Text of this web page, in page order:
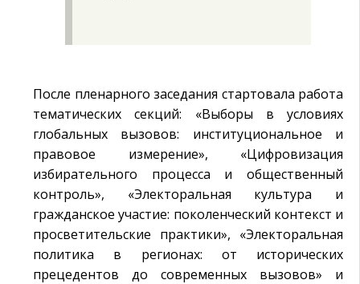
После пленарного заседания стартовала работа
тематических секций: «Выборы в условиях
глобальных вызовов: институциональное и
правовое измерение», «Цифровизация
избирательного процесса и общественный
контроль», «Электоральная культура и
гражданское участие: поколенческий контекст и
просветительские практики», «Электоральная
политика в регионах: от исторических
прецедентов до современных вызовов» и